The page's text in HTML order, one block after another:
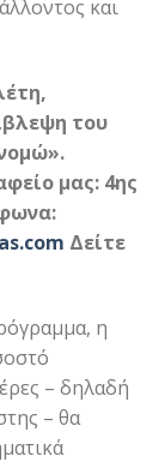
και
του
μας: 4ης
Δείτε
η
– δηλαδή
– θα